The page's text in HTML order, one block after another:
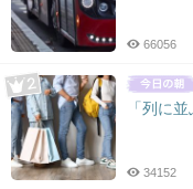
66056
「列に
34152